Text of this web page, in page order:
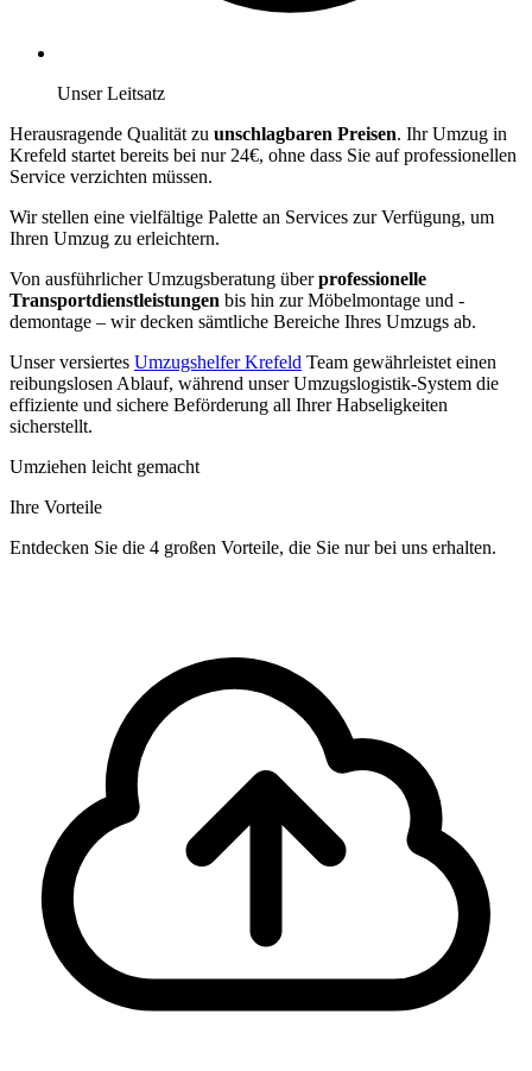
Unser Leitsatz
Herausragende Qualität zu unschlagbaren Preisen. Ihr Umzug in
Krefeld startet bereits bei nur 24€, ohne dass Sie auf professionellen
Service verzichten müssen.
Wir stellen eine vielfältige Palette an Services zur Verfügung, um
Ihren Umzug zu erleichtern.
Von ausführlicher Umzugsberatung überprofessionelle
Transportdienstleistungen bis hin zur Möbelmontage und -
demontage – wir decken sämtliche Bereiche Ihres Umzugs ab.
Unser versiertes Umzugshelfer Krefeld Team gewährleistet einen
reibungslosen Ablauf, während unser Umzugslogistik-System die
effiziente und sichere Beförderung all Ihrer Habseligkeiten
sicherstellt.
Umziehen leicht gemacht
Ihre Vorteile
Entdecken Sie die 4 großen Vorteile, die Sie nur bei uns erhalten.